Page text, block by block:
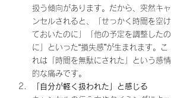
扱う傾向があります。だから、突然キャ
ンセルされると、「せっかく時間を空け
ておいたのに」「他の予定を調整したの
に」といった“損失感”が生まれます。こ
れは「時間を無駄にされた」という感情
的な痛みです。
「自分が軽く扱われた」と感じる